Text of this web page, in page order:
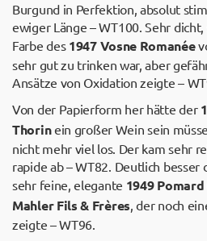
Burgund in Perfektion, absolut
ewiger Länge – WT100. Sehr
Farbe des 1947 Vosne Romanée
sehr gut zu trinken war, aber
Ansätze von Oxidation zeigte –
Von der Papierform her hätte der
Thorinein großer Wein sein
nicht mehr viel los. Der kam sehr
rapide ab – WT82. Deutlich
sehr feine, elegante 1949
Mahler Fils & Frères, der noch
zeigte – WT96.